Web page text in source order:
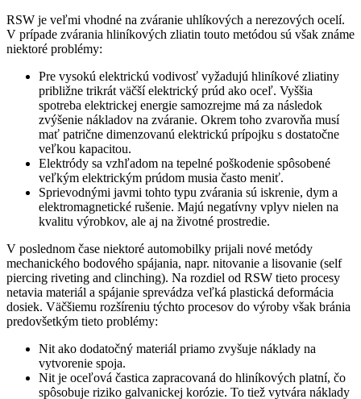
RSW je veľmi vhodné na zváranie uhlíkových a nerezových ocelí.
V prípade zvárania hliníkových zliatin touto metódou sú však známe
niektoré problémy:
Pre vysokú elektrickú vodivosť vyžadujú hliníkové zliatiny
približne trikrát väčší elektrický prúd ako oceľ. Vyššia
spotreba elektrickej energie samozrejme má za následok
zvýšenie nákladov na zváranie. Okrem toho zvarovňa musí
mať patrične dimenzovanú elektrickú prípojku s dostatočne
veľkou kapacitou.
Elektródy sa vzhľadom na tepelné poškodenie spôsobené
veľkým elektrickým prúdom musia často meniť.
Sprievodnými javmi tohto typu zvárania sú iskrenie, dym a
elektromagnetické rušenie. Majú negatívny vplyv nielen na
kvalitu výrobkov, ale aj na životné prostredie.
V poslednom čase niektoré automobilky prijali nové metódy
mechanického bodového spájania, napr. nitovanie a lisovanie (self
piercing riveting and clinching). Na rozdiel od RSW tieto procesy
netavia materiál a spájanie sprevádza veľká plastická deformácia
dosiek. Väčšiemu rozšíreniu týchto procesov do výroby však bránia
predovšetkým tieto problémy:
Nit ako dodatočný materiál priamo zvyšuje náklady na
vytvorenie spoja.
Nit je oceľová častica zapracovaná do hliníkových platní, čo
spôsobuje riziko galvanickej korózie. To tiež vytvára náklady